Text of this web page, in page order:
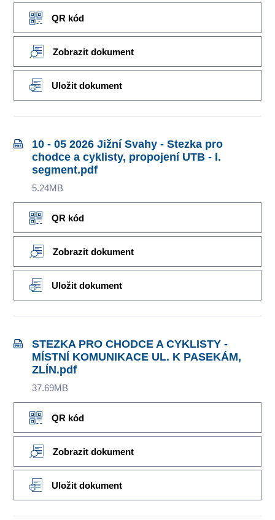
QR kód
Zobrazit dokument
Uložit dokument
10 - 05 2026 Jižní Svahy - Stezka pro
chodce a cyklisty, propojení UTB - I.
segment.pdf
5.24MB
QR kód
Zobrazit dokument
Uložit dokument
STEZKA PRO CHODCE A CYKLISTY -
MÍSTNÍ KOMUNIKACE UL. K PASEKÁM,
ZLÍN.pdf
37.69MB
QR kód
Zobrazit dokument
Uložit dokument